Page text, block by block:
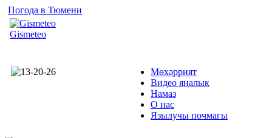
Погода в Тюмени
Gismeteo
Мөхәррият
Видео яңалык
Намаз
О нас
Язылучы почмагы